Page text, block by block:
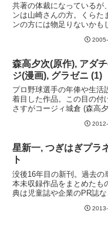
共著の体裁になっているが
ンは山崎さんの方。くらた
ンの方には物足りないかも
まくる。実に痛快。就職活
学生さんに是非読んでもら
い。事例は金融業界中心だ
の業界にも当てはまる処世
ウ...
森高夕次(原作), アダ
ジ(漫画), グラゼニ (1)
プロ野球選手の年俸や生活
着目した作品。この目の付
さすがコージィ城倉 (森高
見事で、試合の勝ち負けよ
ーム内での自身の危うい立
にせざるを得ない事情もよ
ってくる。
星新一, つぎはぎプラ
ト
没後16年目の新刊。過去の
本未収録作品をまとめたも
典は児童誌や企業のPR誌
い。テーマも品質も大きく
きがある。星新一の作品と